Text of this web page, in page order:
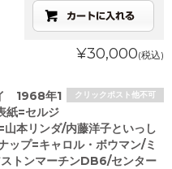
¥30,000(税込)
クリックポスト他不可
1968年1
紙=セルジ
山本リンダ/内藤洋子といっし
ップ=キャロル・ボウマン/ミ
トンマーチンDB6/センター